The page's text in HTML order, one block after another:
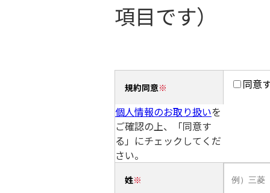
項目です）
規約同意
同意
個人情報のお取り扱いを
ご確認の上、「同意す
る」にチェックしてくだ
さい。
姓